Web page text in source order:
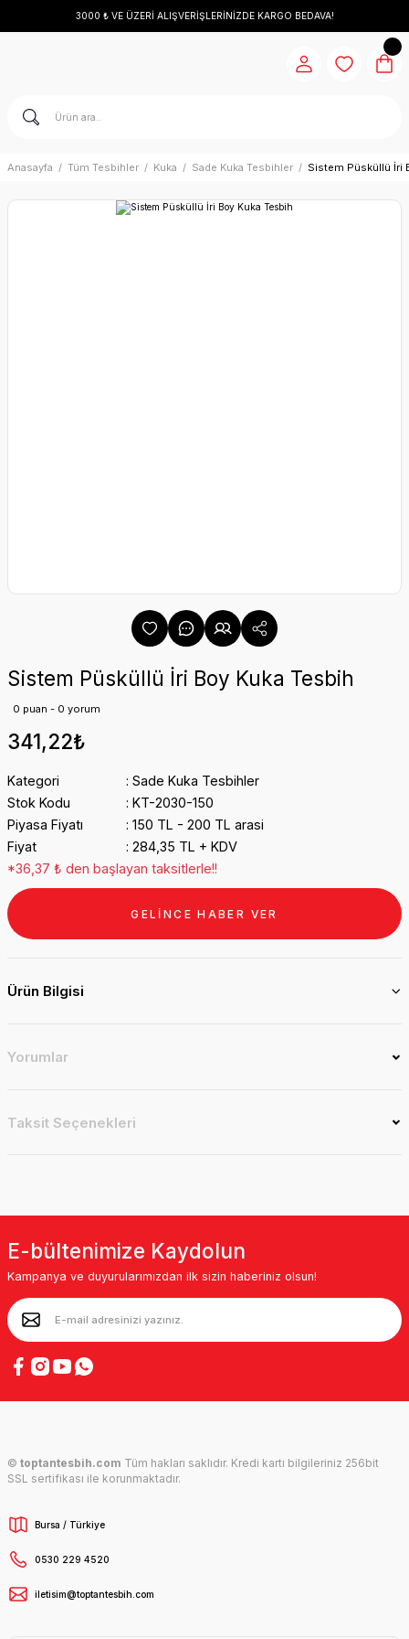
3000 ₺ VE ÜZERİ ALIŞVERİŞLERİNİZDE KARGO BEDAVA!
Anasayfa Tüm Tesbihler Kuka Sade Kuka Tesbihler Sistem Püsküllü İri
Sistem Püsküllü İri Boy Kuka Tesbih
0 puan - 0 yorum
341,22₺
Kategori
Sade Kuka Tesbihler
Stok Kodu
KT-2030-150
Piyasa Fiyatı
150 TL - 200 TL arasi
Fiyat
284,35 TL + KDV
*36,37 ₺ den başlayan taksitlerle!!
GELİNCE HABER VER
Ürün Bilgisi
Yorumlar
Taksit Seçenekleri
E-bültenimize Kaydolun
Kampanya ve duyurularımızdan ilk sizin haberiniz olsun!
© toptantesbih.com Tüm hakları saklıdır. Kredi kartı bilgileriniz 256bit
SSL sertifikası ile korunmaktadır.
Bursa / Türkiye
0530 229 4520
iletisim@toptantesbih.com